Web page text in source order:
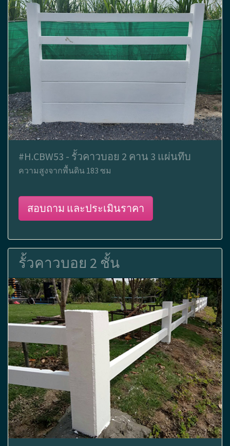
#H.CBW53 - รั้วคาวบอย 2 คาน 3 แผ่นทึบ
ความสูงจากพื้นดิน 183 ซม
สอบถาม และประเมินราคา
รั้วคาวบอย 2 ชั้น